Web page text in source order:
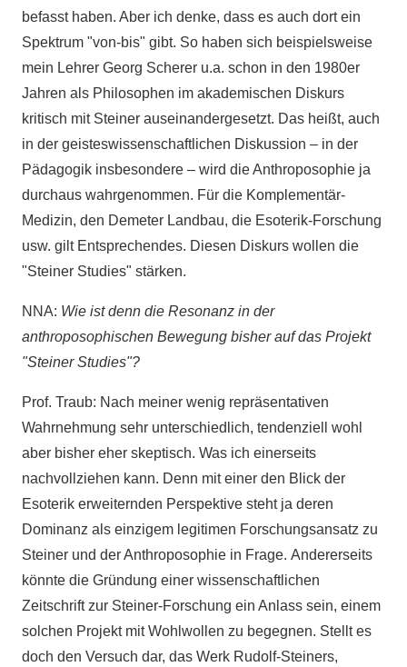
befasst haben. Aber ich denke, dass es auch dort ein
Spektrum "von-bis" gibt. So haben sich beispielsweise
mein Lehrer Georg Scherer u.a. schon in den 1980er
Jahren als Philosophen im akademischen Diskurs
kritisch mit Steiner auseinandergesetzt. Das heißt, auch
in der geisteswissenschaftlichen Diskussion – in der
Pädagogik insbesondere – wird die Anthroposophie ja
durchaus wahrgenommen. Für die Komplementär-
Medizin, den Demeter Landbau, die Esoterik-Forschung
usw. gilt Entsprechendes. Diesen Diskurs wollen die
"Steiner Studies" stärken.
NNA: Wie ist denn die Resonanz in der
anthroposophischen Bewegung bisher auf das Projekt
"Steiner Studies"?
Prof. Traub: Nach meiner wenig repräsentativen
Wahrnehmung sehr unterschiedlich, tendenziell wohl
aber bisher eher skeptisch. Was ich einerseits
nachvollziehen kann. Denn mit einer den Blick der
Esoterik erweiternden Perspektive steht ja deren
Dominanz als einzigem legitimen Forschungsansatz zu
Steiner und der Anthroposophie in Frage. Andererseits
könnte die Gründung einer wissenschaftlichen
Zeitschrift zur Steiner-Forschung ein Anlass sein, einem
solchen Projekt mit Wohlwollen zu begegnen. Stellt es
doch den Versuch dar, das Werk Rudolf-Steiners,